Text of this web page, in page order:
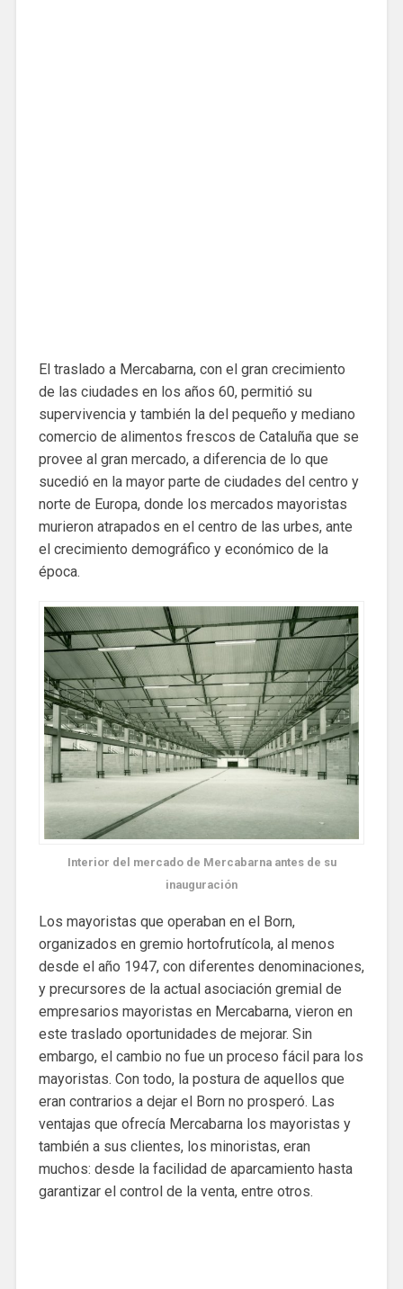
El traslado a Mercabarna, con el gran crecimiento
de las ciudades en los años 60, permitió su
supervivencia y también la del pequeño y mediano
comercio de alimentos frescos de Cataluña que se
provee al gran mercado, a diferencia de lo que
sucedió en la mayor parte de ciudades del centro y
norte de Europa, donde los mercados mayoristas
murieron atrapados en el centro de las urbes, ante
el crecimiento demográfico y económico de la
época.
Interior del mercado de Mercabarna antes de su
inauguración
Los mayoristas que operaban en el Born,
organizados en gremio hortofrutícola, al menos
desde el año 1947, con diferentes denominaciones,
y precursores de la actual asociación gremial de
empresarios mayoristas en Mercabarna, vieron en
este traslado oportunidades de mejorar. Sin
embargo, el cambio no fue un proceso fácil para los
mayoristas. Con todo, la postura de aquellos que
eran contrarios a dejar el Born no prosperó. Las
ventajas que ofrecía Mercabarna los mayoristas y
también a sus clientes, los minoristas, eran
muchos: desde la facilidad de aparcamiento hasta
garantizar el control de la venta, entre otros.